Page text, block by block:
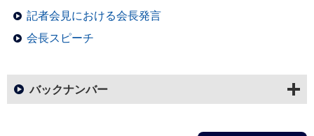
記者会見における会長発言
会長スピーチ
バックナンバー